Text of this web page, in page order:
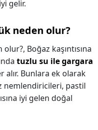
iyi gelir.
neden olur?
olur?, Boğaz kaşıntısına
tuzlu su ile gargara
alır. Bunlara ek olarak
nemlendiricileri, pastil
iyi gelen doğal